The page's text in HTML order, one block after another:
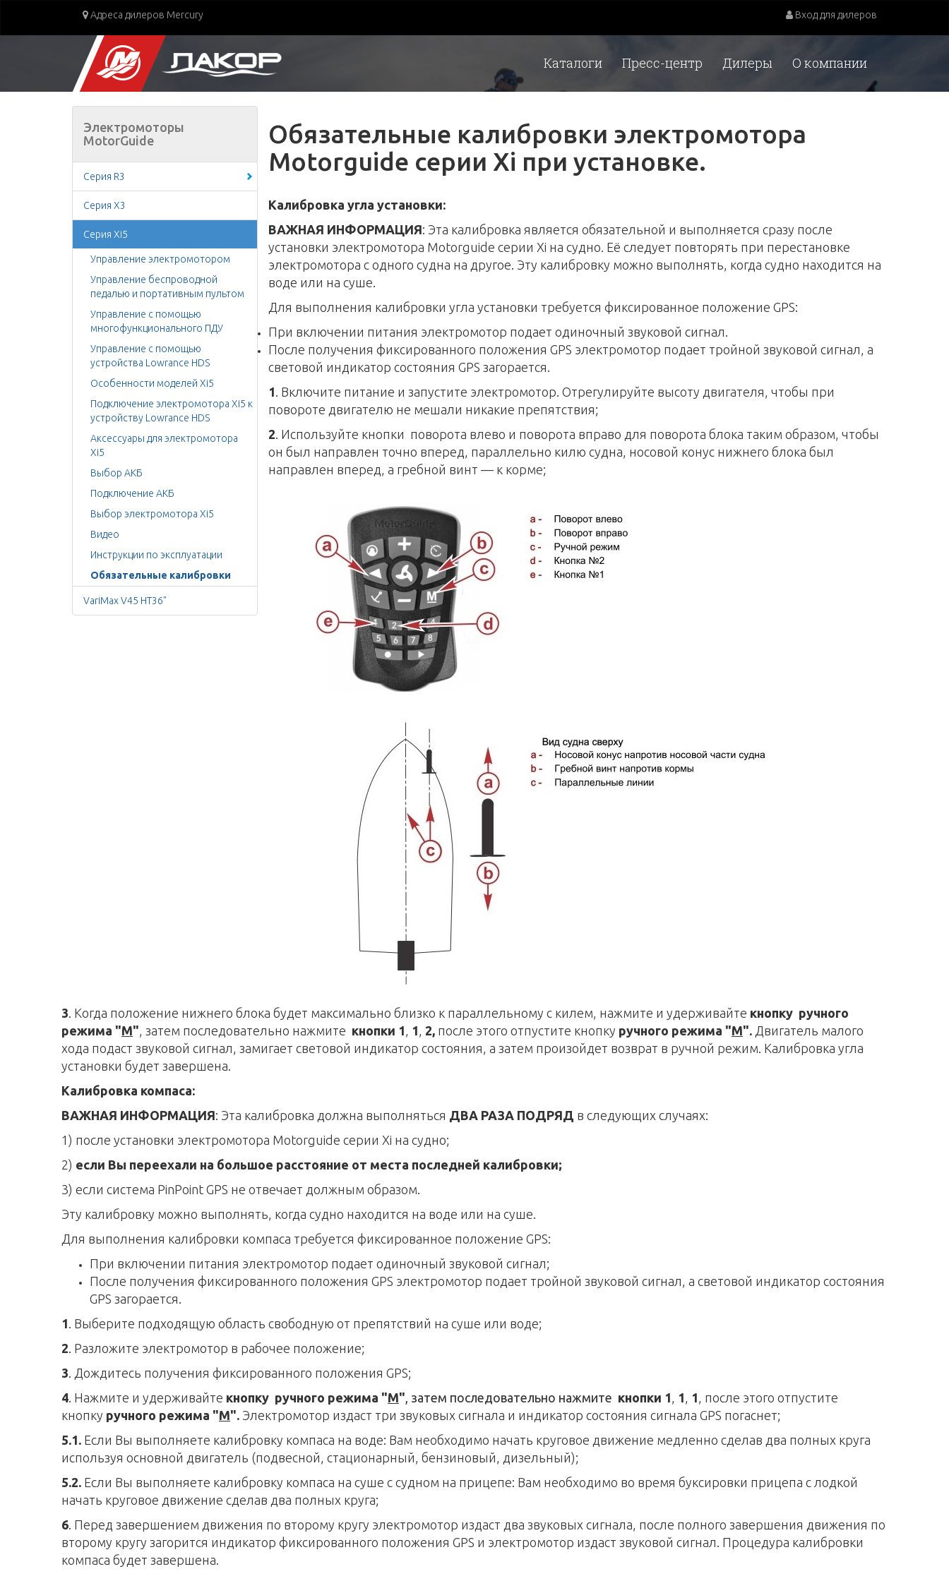
Адреса дилеров Mercury Вход для дилеров
О компании
Дилеры
Пресс-центр
Каталоги
Электромоторы
MotorGuide
Серия R3
Серия X3
Серия Xi5
Управление электромотором
Управление беспроводной
педалью и портативным пультом
Управление с помощью
многофункционального ПДУ
Управление с помощью
устройства Lowrance HDS
Особенности моделей Xi5
Подключение электромотора Xi5 к
устройству Lowrance HDS
Аксессуары для электромотора
Xi5
Выбор АКБ
Подключение АКБ
Выбор электромотора Xi5
Видео
Инструкции по эксплуатации
Обязательные калибровки
VariMax V45 HT36"
Обязательные калибровки электромотора
Motorguide серии Xi при установке.
Калибровка угла установки:
ВАЖНАЯ ИНФОРМАЦИЯ: Эта калибровка является обязательной и выполняется сразу после
установки электромотора Motorguide серии Xi на судно. Её следует повторять при перестановке
электромотора с одного судна на другое. Эту калибровку можно выполнять, когда судно находится на
воде или на суше.
Для выполнения калибровки угла установки требуется фиксированное положение GPS:
При включении питания электромотор подает одиночный звуковой сигнал.
После получения фиксированного положения GPS электромотор подает тройной звуковой сигнал, а
световой индикатор состояния GPS загорается.
1. Включите питание и запустите электромотор. Отрегулируйте высоту двигателя, чтобы при
повороте двигателю не мешали никакие препятствия;
2. Используйте кнопки поворота влево и поворота вправо для поворота блока таким образом, чтобы
он был направлен точно вперед, параллельно килю судна, носовой конус нижнего блока был
направлен вперед, а гребной винт — к корме;
3. Когда положение нижнего блока будет максимально близко к параллельному с килем, нажмите и удерживайте кнопку ручного
режима "M", затем последовательно нажмите кнопки 1, 1, 2, после этого отпустите кнопку ручного режима "M". Двигатель малого
хода подаст звуковой сигнал, замигает световой индикатор состояния, а затем произойдет возврат в ручной режим. Калибровка угла
установки будет завершена.
Калибровка компаса:
ВАЖНАЯ ИНФОРМАЦИЯ: Эта калибровка должна выполняться ДВА РАЗА ПОДРЯД в следующих случаях:
1) после установки электромотора Motorguide серии Xi на судно;
2) если Вы переехали на большое расстояние от места последней калибровки;
3) если система PinPoint GPS не отвечает должным образом.
Эту калибровку можно выполнять, когда судно находится на воде или на суше.
Для выполнения калибровки компаса требуется фиксированное положение GPS:
При включении питания электромотор подает одиночный звуковой сигнал;
После получения фиксированного положения GPS электромотор подает тройной звуковой сигнал, а световой индикатор состояния
GPS загорается.
1. Выберите подходящую область свободную от препятствий на суше или воде;
2. Разложите электромотор в рабочее положение;
3. Дождитесь получения фиксированного положения GPS;
4. Нажмите и удерживайте кнопку ручного режима "M", затем последовательно нажмите кнопки 1, 1, 1, после этого отпустите
кнопку ручного режима "M". Электромотор издаст три звуковых сигнала и индикатор состояния сигнала GPS погаснет;
5.1. Если Вы выполняете калибровку компаса на воде: Вам необходимо начать круговое движение медленно сделав два полных круга
используя основной двигатель (подвесной, стационарный, бензиновый, дизельный);
5.2. Если Вы выполняете калибровку компаса на суше с судном на прицепе: Вам необходимо во время буксировки прицепа с лодкой
начать круговое движение сделав два полных круга;
6. Перед завершением движения по второму кругу электромотор издаст два звуковых сигнала, после полного завершения движения по
второму кругу загорится индикатор фиксированного положения GPS и электромотор издаст звуковой сигнал. Процедура калибровки
компаса будет завершена.